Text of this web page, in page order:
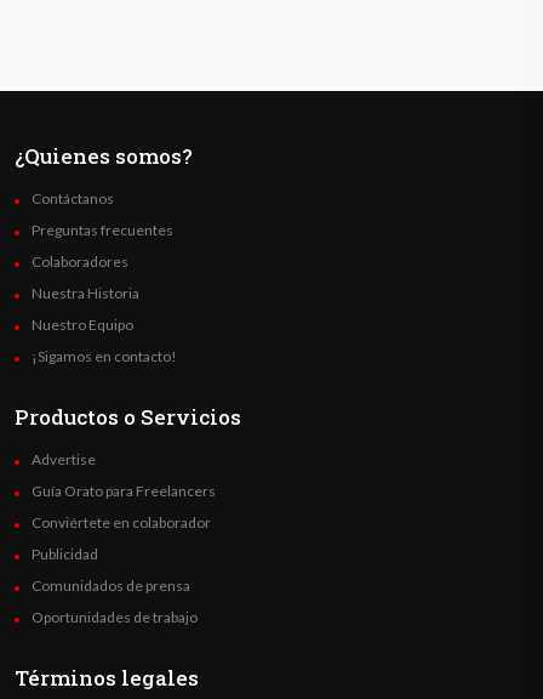
¿Quienes somos?
Contáctanos
Preguntas frecuentes
Colaboradores
Nuestra Historia
Nuestro Equipo
¡Sigamos en contacto!
Productos o Servicios
Advertise
Guía Orato para Freelancers
Conviértete en colaborador
Publicidad
Comunidados de prensa
Oportunidades de trabajo
Términos legales